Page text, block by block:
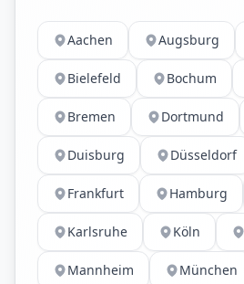
Aachen Augsburg
Bielefeld Bochum
Bremen Dortmund
Duisburg Düsseldorf
Frankfurt Hamburg
Karlsruhe Köln
Mannheim München